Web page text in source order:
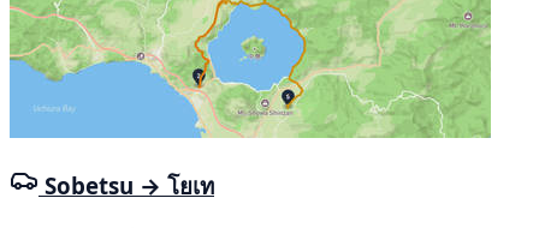
Sobetsu → โยเท